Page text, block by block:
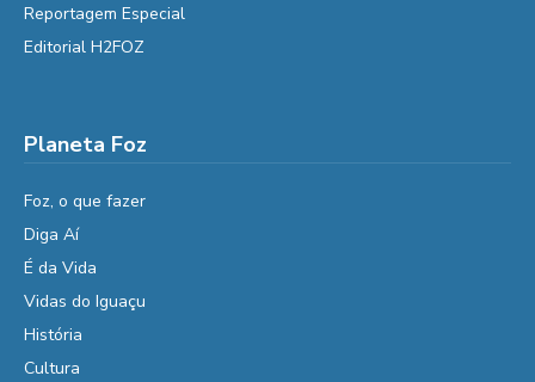
Reportagem Especial
Editorial H2FOZ
Planeta Foz
Foz, o que fazer
Diga Aí
É da Vida
Vidas do Iguaçu
História
Cultura